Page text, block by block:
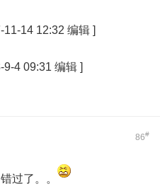
14 12:32 编辑 ]
4 09:31 编辑 ]
86#
过了。。